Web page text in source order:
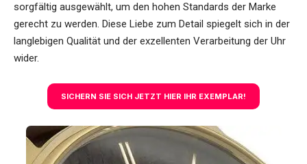
sorgfältig ausgewählt, um den hohen Standards der Marke
gerecht zu werden. Diese Liebe zum Detail spiegelt sich in der
langlebigen Qualität und der exzellenten Verarbeitung der Uhr
wider.
SICHERN SIE SICH JETZT HIER IHR EXEMPLAR!